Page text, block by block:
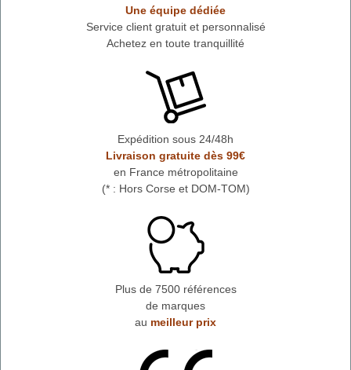
Une équipe dédiée
Service client gratuit et personnalisé
Achetez en toute tranquillité
Expédition sous 24/48h
Livraison gratuite dès 99€
en France métropolitaine
(* : Hors Corse et DOM-TOM)
Plus de 7500 références
de marques
au meilleur prix